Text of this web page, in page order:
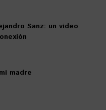
Sanz: un video
madre